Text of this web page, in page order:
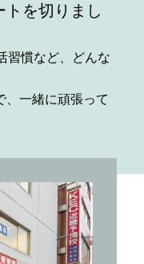
を切りまし
習慣など、どんな
、一緒に頑張って